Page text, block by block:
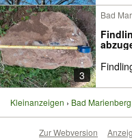
3
Bad
Kleinanzeigen Bad Marienberg
Zur Webversion